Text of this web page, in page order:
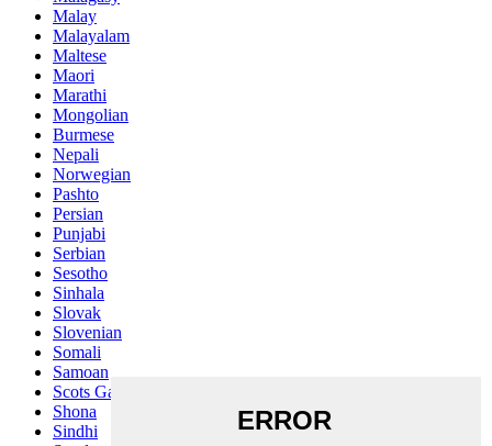
Malay
Malayalam
Maltese
Maori
Marathi
Mongolian
Burmese
Nepali
Norwegian
Pashto
Persian
Punjabi
Serbian
Sesotho
Sinhala
Slovak
Slovenian
Somali
Samoan
Scots Gaelic
Shona
Sindhi